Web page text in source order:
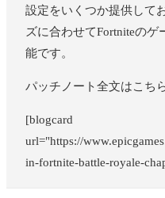
設定をいくつか提供して
ズに合わせてFortniteの
能です。
パッチノート全文はこち
[blogcard
url="https://
in-fortnite-battle-royale-